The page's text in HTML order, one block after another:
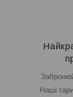
Наші